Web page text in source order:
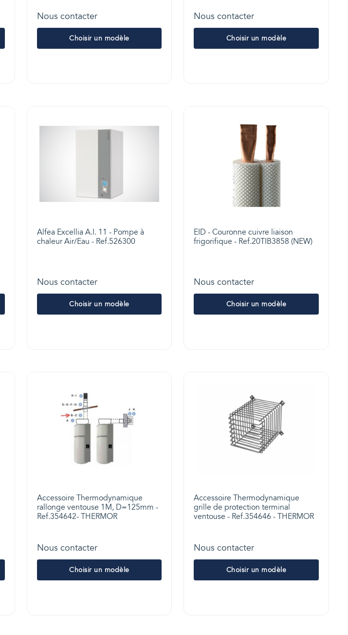
Nous contacter
Choisir un modèle
Nous contacter
Choisir un modèle
Alfea Excellia A.I. 11 - Pompe à
chaleur Air/Eau - Ref.526300
Nous contacter
Choisir un modèle
EID - Couronne cuivre liaison
frigorifique - Ref.20TIB3858 (NEW)
Nous contacter
Choisir un modèle
Accessoire Thermodynamique
rallonge ventouse 1M, D=125mm -
Ref.354642- THERMOR
Nous contacter
Choisir un modèle
Accessoire Thermodynamique
grille de protection terminal
ventouse - Ref.354646 - THERMOR
Nous contacter
Choisir un modèle